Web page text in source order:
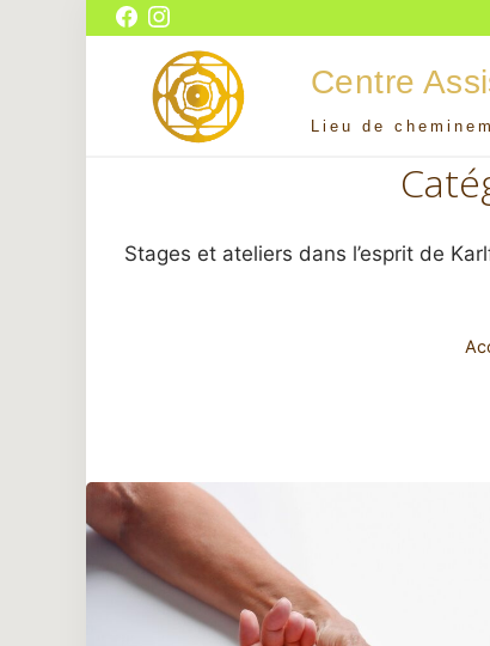
FacebookInstagram
Centre
Lieu de
Stages et ateliers dans l’esprit de